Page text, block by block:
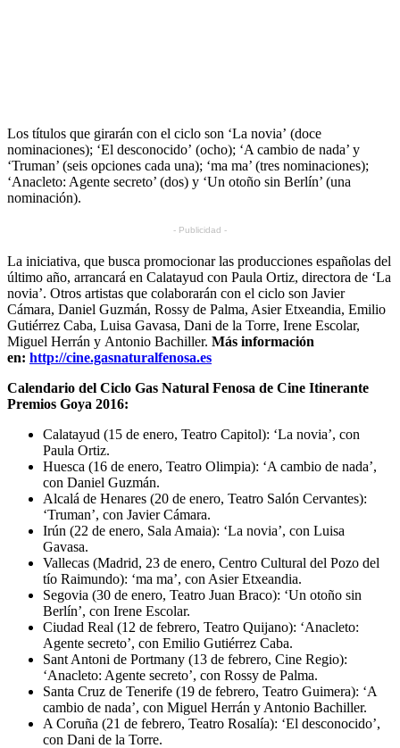
Los títulos que girarán con el ciclo son ‘La novia’ (doce
nominaciones); ‘El desconocido’ (ocho); ‘A cambio de nada’ y
‘Truman’ (seis opciones cada una); ‘ma ma’ (tres nominaciones);
‘Anacleto: Agente secreto’ (dos) y ‘Un otoño sin Berlín’ (una
nominación).
- Publicidad -
La iniciativa, que busca promocionar las producciones españolas del
último año, arrancará en Calatayud con Paula Ortiz, directora de ‘La
novia’. Otros artistas que colaborarán con el ciclo son Javier
Cámara, Daniel Guzmán, Rossy de Palma, Asier Etxeandia, Emilio
Gutiérrez Caba, Luisa Gavasa, Dani de la Torre, Irene Escolar,
Miguel Herrán y Antonio Bachiller. Más información
en: http://cine.gasnaturalfenosa.es
Calendario del Ciclo Gas Natural Fenosa de Cine Itinerante
Premios Goya 2016:
Calatayud (15 de enero, Teatro Capitol): ‘La novia’, con
Paula Ortiz.
Huesca (16 de enero, Teatro Olimpia): ‘A cambio de nada’,
con Daniel Guzmán.
Alcalá de Henares (20 de enero, Teatro Salón Cervantes):
‘Truman’, con Javier Cámara.
Irún (22 de enero, Sala Amaia): ‘La novia’, con Luisa
Gavasa.
Vallecas (Madrid, 23 de enero, Centro Cultural del Pozo del
tío Raimundo): ‘ma ma’, con Asier Etxeandia.
Segovia (30 de enero, Teatro Juan Braco): ‘Un otoño sin
Berlín’, con Irene Escolar.
Ciudad Real (12 de febrero, Teatro Quijano): ‘Anacleto:
Agente secreto’, con Emilio Gutiérrez Caba.
Sant Antoni de Portmany (13 de febrero, Cine Regio):
‘Anacleto: Agente secreto’, con Rossy de Palma.
Santa Cruz de Tenerife (19 de febrero, Teatro Guimera): ‘A
cambio de nada’, con Miguel Herrán y Antonio Bachiller.
A Coruña (21 de febrero, Teatro Rosalía): ‘El desconocido’,
con Dani de la Torre.